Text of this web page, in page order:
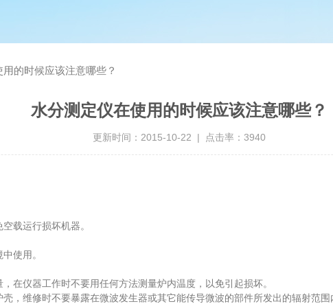
的时候应该注意哪些？
水分测定仪在使用的时候应该注意哪些？
更新时间：2015-10-22 | 点击率：3940
载运行损坏机器。
使用。
仪器工作时不要用任何方法测量炉内温度，以免引起损坏。
维修时不要暴露在微波发生器或其它能传导微波的部件所发出的辐射范围